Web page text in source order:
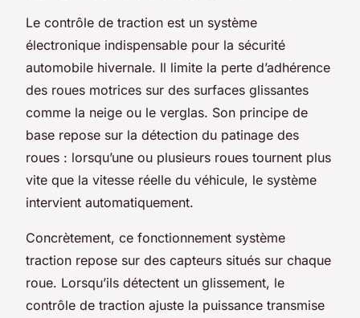
Le contrôle de traction est un système
électronique indispensable pour la sécurité
automobile hivernale. Il limite la perte d’adhérence
des roues motrices sur des surfaces glissantes
comme la neige ou le verglas. Son principe de
base repose sur la détection du patinage des
roues : lorsqu’une ou plusieurs roues tournent plus
vite que la vitesse réelle du véhicule, le système
intervient automatiquement.
Concrètement, ce fonctionnement système
traction repose sur des capteurs situés sur chaque
roue. Lorsqu’ils détectent un glissement, le
contrôle de traction ajuste la puissance transmise